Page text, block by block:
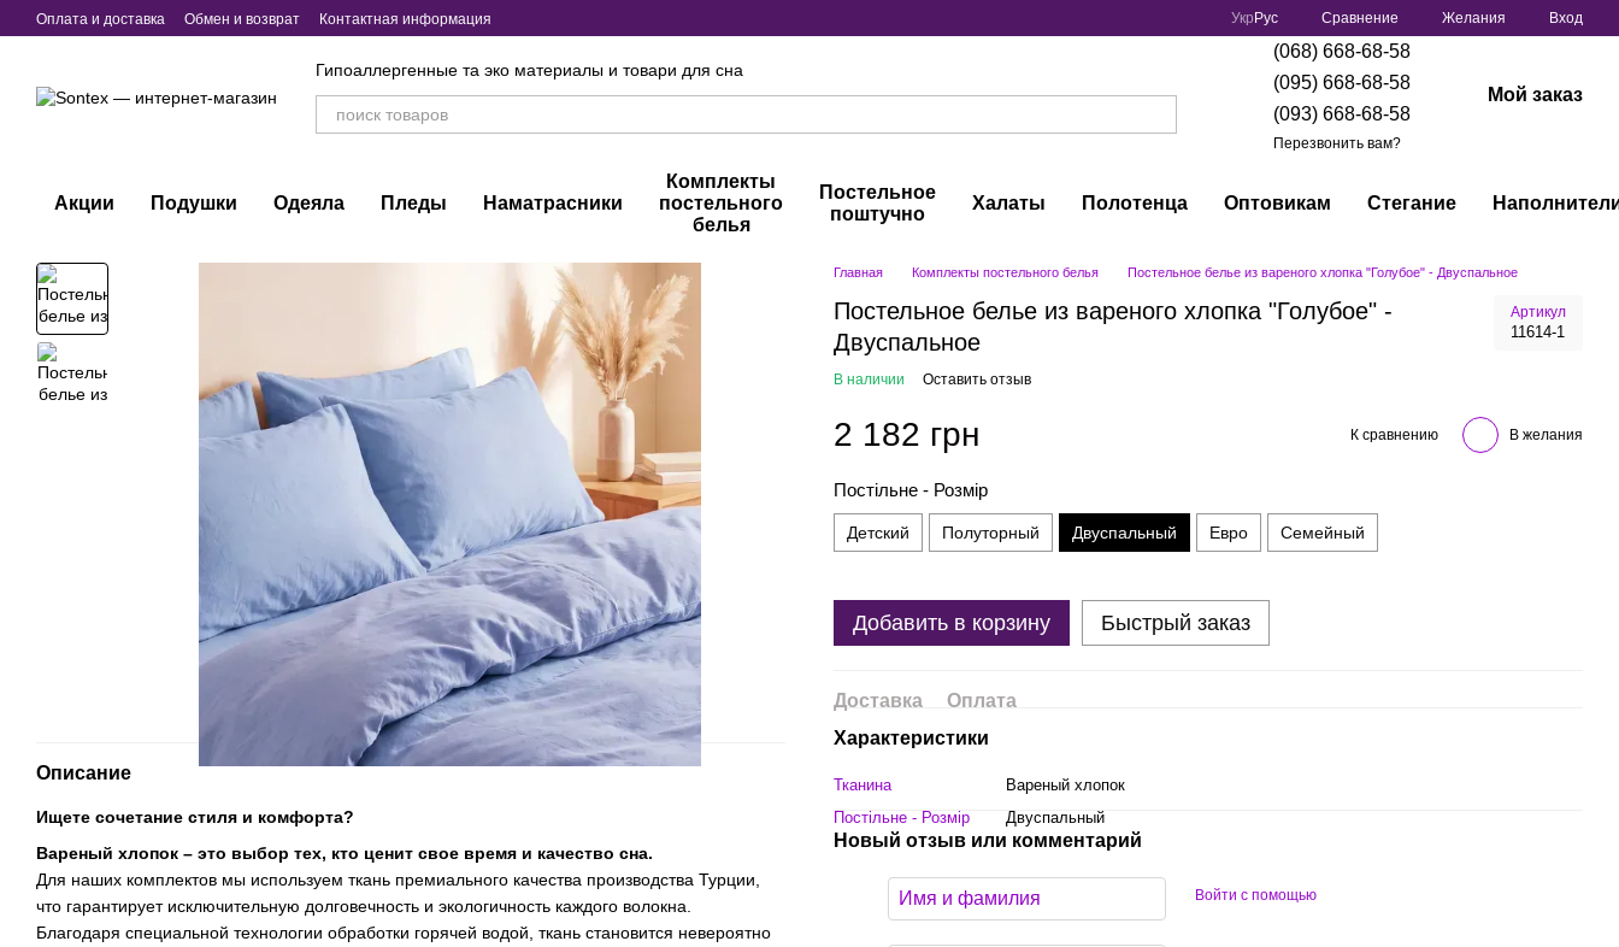
Перейти к основному контенту
Оплата и доставка Обмен и возврат Контактная информация Укр Рус Сравнение Желания Вход
Гипоаллергенные та эко материалы и товари для сна
(068) 668-68-58
(095) 668-68-58
(093) 668-68-58
Перезвонить вам?
Мой заказ
Акции Подушки Одеяла Пледы Наматрасники
Комплекты
постельного
белья
Постельное
поштучно
Халаты Полотенца Оптовикам Стегание
Описание
Ищете сочетание стиля и комфорта?
Вареный хлопок – это выбор тех, кто ценит свое время и качество сна.
Для наших комплектов мы используем ткань премиального качества производства Турции,
что гарантирует исключительную долговечность и экологичность каждого волокна.
Благодаря специальной технологии обработки горячей водой, ткань становится невероятно
Главная Комплекты постельного белья Постельное белье из вареного хлопка "Голубое" - Двуспальное
Постельное белье из вареного хлопка "Голубое" -
Двуспальное
Артикул
11614-1
В наличии Оставить отзыв
2 182 грн К сравнению В желания
Постільне - Розмір
Детский Полуторный Двуспальный Евро Семейный
Добавить в корзину Быстрый заказ
Доставка
Оплата
Характеристики
Тканина
Вареный хлопок
Постільне - Розмір
Двуспальный
Новый отзыв или комментарий
Войти с помощью